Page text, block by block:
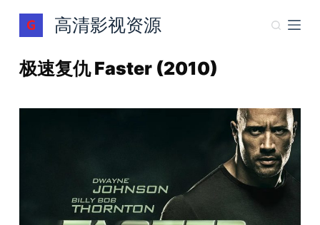
跳
过
容
高清影视资源
极速复仇 Faster (2010)